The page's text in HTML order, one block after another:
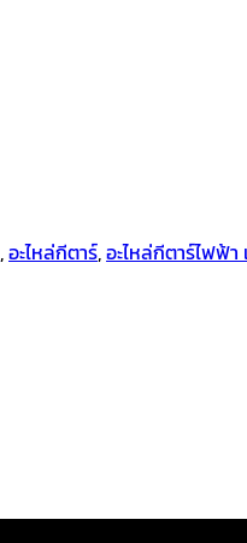
,อะไหล่กีตาร์,อะไหล่กีตาร์ไฟฟ้า